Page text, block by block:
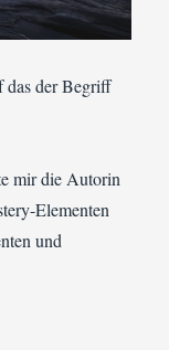
das der Begriff
mir die Autorin
Elementen
und